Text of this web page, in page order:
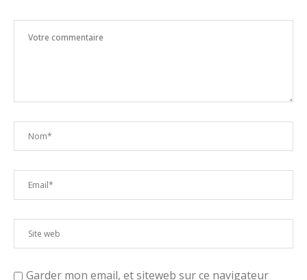
Garder mon email, et siteweb sur ce navigateur